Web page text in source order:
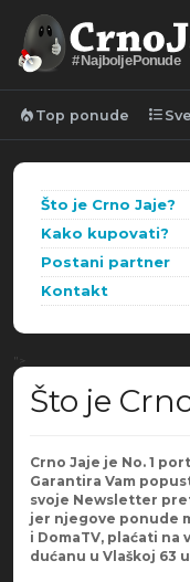
#NajboljePonude
local_fire_department Top ponude format_list_bulleted
">
Što je
Crno Jaje je No. 1
Garantira Vam
svoje Newsletter
jer njegove ponude
i DomaTV, plaćati na
dućanu u Vlaškoj 63
Što je Crno Jaje?
Kako kupovati?
Postani partner
Kontakt